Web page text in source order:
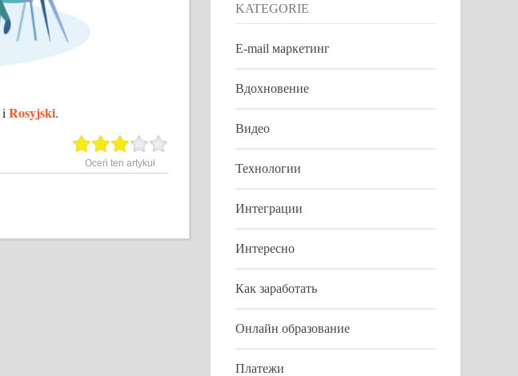
iRosyjski.
Oceń ten artykuł
KATEGORIE
E-mail маркетинг
Вдохновение
Видео
Технологии
Интеграции
Интересно
Как заработать
Онлайн образование
Платежи